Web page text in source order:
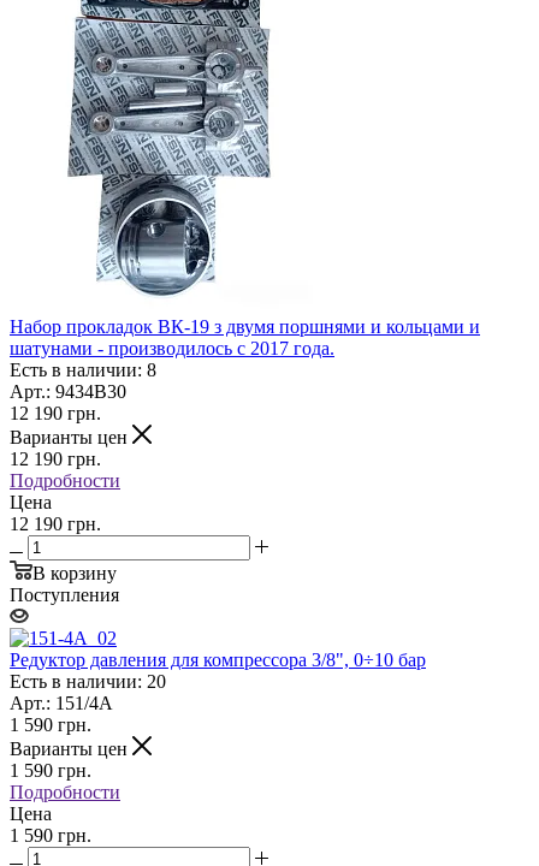
Набор прокладок ВК-19 з двумя поршнями и кольцами и
шатунами - производилось с 2017 года.
Есть в наличии: 8
Арт.: 9434B30
12 190 грн.
Варианты цен
12 190 грн.
Подробности
Цена
12 190 грн.
В корзину
Поступления
Редуктор давления для компрессора 3/8", 0÷10 бар
Есть в наличии: 20
Арт.: 151/4A
1 590 грн.
Варианты цен
1 590 грн.
Подробности
Цена
1 590 грн.